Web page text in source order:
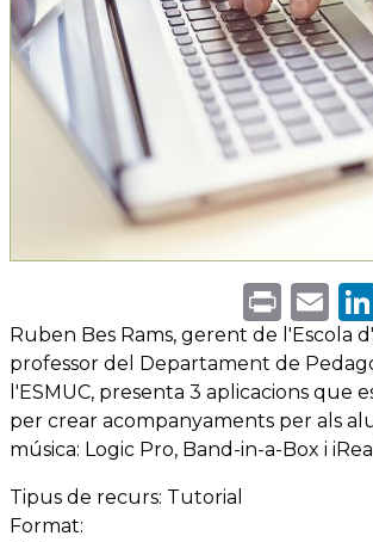
Ruben Bes Rams, gerent de l'Escola
professor del Departament de
l'ESMUC, presenta 3 aplicacions que
per crear acompanyaments per als
música: Logic Pro, Band-in-a-Box i
Tipus de recurs: Tutorial
Format: